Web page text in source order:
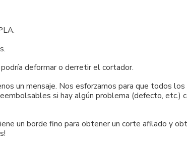
deformar o derretir el cortador.
un mensaje. Nos esforzamos para que todos
si hay algún problema (defecto, etc.)
un borde fino para obtener un corte afilado y